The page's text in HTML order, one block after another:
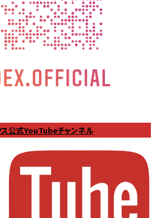
ス公式YouTubeチャンネル